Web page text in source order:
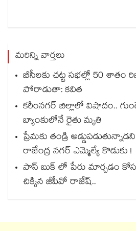
మరిన్ని వార్తలు
బీసీలకు చట్ట సభల్లో 50 శాతం
పోరాడుతా: కవిత
కరీంనగర్ జిల్లాలో విషాదం..
బ్యాంకులోనే రైతు మృతి
ప్రేమకు తండ్రి
రాజేంద్ర నగర్ ఎమ్మెల్యే కొడుకు !
పాస్ బుక్ లో పేరు మార్చడం
చిక్కిన జీపీవో రాజేష్..